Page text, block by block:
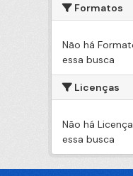
Formatos
Não há
essa busca
Licenças
Não há
essa busca